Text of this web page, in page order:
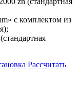
с комплектом из
Рассчитать